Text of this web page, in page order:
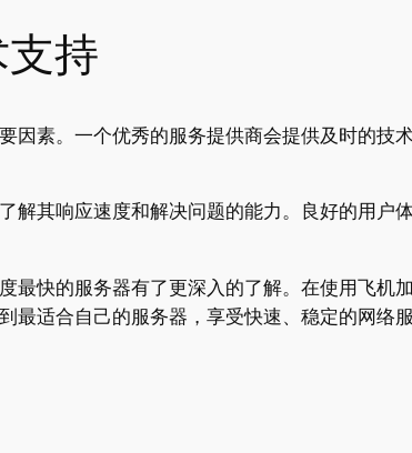
持
因素。一个优秀的服务提供商会提供及时的技
解其响应速度和解决问题的能力。良好的用户
最快的服务器有了更深入的了解。在使用飞机
适合自己的服务器，享受快速、稳定的网络服